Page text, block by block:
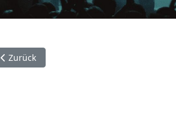
Vorheriger Beitrag: Ein Haus voller
Zurück